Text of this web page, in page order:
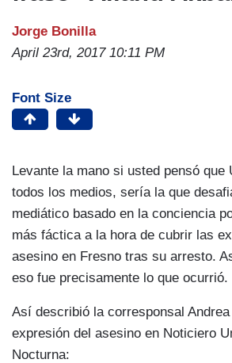
Jorge Bonilla
April 23rd, 2017 10:11 PM
Font Size
Levante la mano si usted pensó que
todos los medios, sería la que
mediático basado en la conciencia
más fáctica a la hora de cubrir las
asesino en Fresno tras su arresto.
eso fue precisamente lo que ocurrió.
Así describió la corresponsal
expresión del asesino en Noticiero
Nocturna: